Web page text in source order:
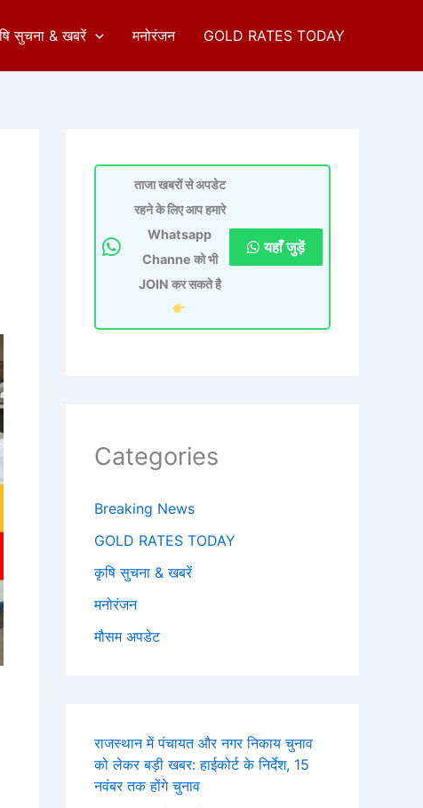
सुचना & खबरें मनोरंजन GOLD RATES TODAY
ताजा खबरों से अपडेट
रहने के लिए आप हमारे
Whatsapp
Channe को भी
JOIN कर सकते है
यहाँ जुड़ें
Categories
Breaking News
GOLD RATES TODAY
कृषि सुचना & खबरें
मनोरंजन
मौसम अपडेट
राजस्थान में पंचायत और नगर निकाय चुनाव
को लेकर बड़ी खबर: हाईकोर्ट के निर्देश, 15
नवंबर तक होंगे चुनाव